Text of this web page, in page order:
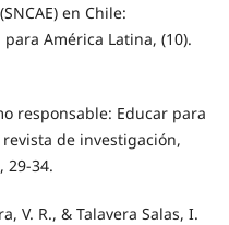
en Chile:
América Latina, (10).
responsable: Educar para
de investigación,
29-34.
V. R., & Talavera Salas, I.